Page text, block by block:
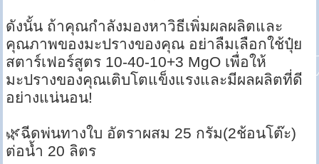
ดังนั้น ถ้าคุณกำลังมองหาวิธีเพิ่มผลผลิตและ
คุณภาพของมะปรางของคุณ อย่าลืมเลือกใช้ปุ๋ย
สตาร์เฟอร์สูตร 10-40-10+3 MgO เพื่อให้
มะปรางของคุณเติบโตแข็งแรงและมีผลผลิตที่ดี
อย่างแน่นอน!
🌿ฉีดพ่นทางใบ อัตราผสม 25 กรัม(2ช้อนโต๊ะ)
ต่อน้ำ 20 ลิตร